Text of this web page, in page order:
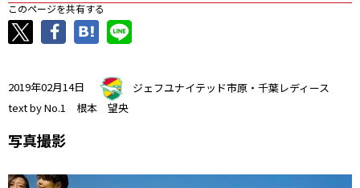
このページを共有する
2019年02月14日
ジェフユナイテッド市原・千葉レディース
text by No.1 根本 望央
写真撮影